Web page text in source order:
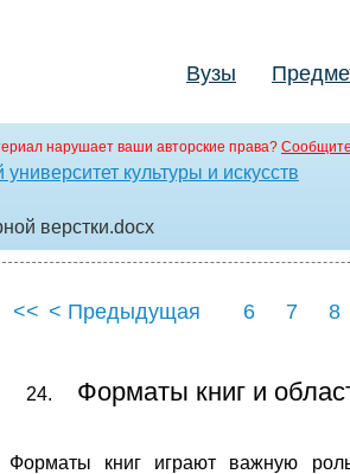
Вузы
нарушает ваши авторские права?
культуры и искусств
верстки.docx
<< < Предыдущая 6 7 8
Форматы книг и
Форматы книг играют важную